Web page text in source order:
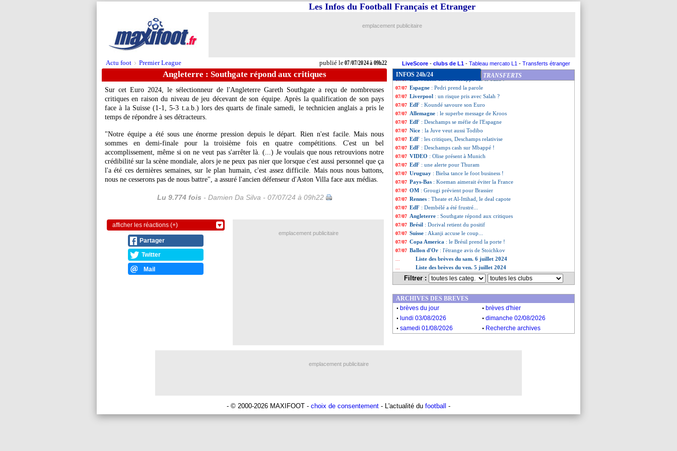
Actu foot > Premier League publié le07/07/2024 à 09h22
Les Infos du Football Français et Etranger
emplacement publicitaire
LiveScore - clubs de L1 - Tableau mercato L1 - Transferts étranger
Angleterre : Southgate répond aux critiques
Sur cet Euro 2024, le sélectionneur de l'Angleterre Gareth Southgate a reçu de nombreuses
critiques en raison du niveau de jeu décevant de son équipe. Après la qualification de son pays
face à la Suisse (1-1, 5-3 t.a.b.) lors des quarts de finale samedi, le technicien anglais a pris le
temps de répondre à ses détracteurs.
"Notre équipe a été sous une énorme pression depuis le départ. Rien n'est facile. Mais nous
sommes en demi-finale pour la troisième fois en quatre compétitions. C'est un bel
accomplissement, même si on ne veut pas s'arrêter là. (...) Je voulais que nous retrouvions notre
crédibilité sur la scène mondiale, alors je ne peux pas nier que lorsque c'est aussi personnel que ça
l'a été ces dernières semaines, sur le plan humain, c'est assez difficile. Mais nous nous battons,
nous ne cesserons pas de nous battre", a assuré l'ancien défenseur d'Aston Villa face aux médias.
Lu 9.774 fois - Damien Da Silva - 07/07/24 à 09h22
afficher les réactions (+)
Partager
Twitter
Mail
INFOS 24h/24 TRANSFERTS
07/07 Bayern: la confiance de MU pour De Ligt
07/07 Divers: Thiago Alcantara va dire stop
07/07 Bilbao
07/07 PSG: Kolo Muani veut oublier cette saison
07/07 Bologne: Zirkzee se rapproche de Man Utd
: Riolo envoie Mbappé sur le banc !
07/07 Espagne : Pedri prend la parole
07/07 Liverpool : un risque pris avec Salah ?
07/07 EdF : Koundé savoure son Euro
07/07 Allemagne : le superbe message de Kroos
07/07 EdF : Deschamps se méfie de l'Espagne
07/07 Nice : la Juve veut aussi Todibo
07/07 EdF : les critiques, Deschamps relativise
07/07 EdF : Deschamps cash sur Mbappé !
07/07 VIDEO : Olise présent à Munich
07/07 EdF : une alerte pour Thuram
07/07 Uruguay : Bielsa tance le foot business !
07/07 Pays-Bas : Koeman aimerait éviter la France
07/07 OM : Grougi prévient pour Brassier
07/07 Rennes : Theate et Al-Ittihad, le deal capote
07/07 EdF : Dembélé a été frustré...
07/07 Angleterre : Southgate répond aux critiques
07/07 Brésil : Dorival retient du positif
07/07 Suisse : Akanji accuse le coup...
07/07 Copa America : le Brésil prend la porte !
07/07 Ballon d'Or : l'étrange avis de Stoichkov
Liste des brèves du sam. 6 juillet 2024
Liste des brèves du ven. 5 juillet 2024
Filtrer :
emplacement publicitaire
ARCHIVES DES BREVES
. brèves du jour . brèves d'hier
. lundi 03/08/2026 . dimanche 02/08/2026
. samedi 01/08/2026 . Recherche archives
emplacement publicitaire
- © 2000-2026 MAXIFOOT - choix de consentement - L'actualité du football -